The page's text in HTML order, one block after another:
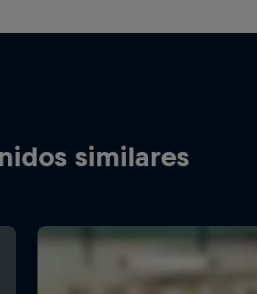
similares